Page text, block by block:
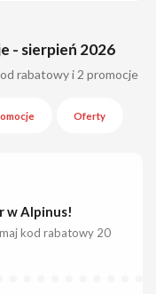
- sierpień 2026
rabatowy i 2 promocje
Oferty
w Alpinus!
kod rabatowy 20